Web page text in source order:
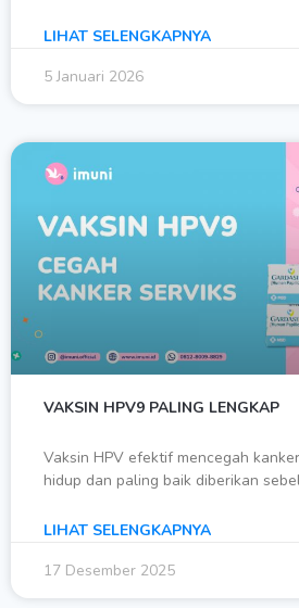
LIHAT SELENGKAPNYA
5 Januari 2026
VAKSIN HPV9 PALING LENGKAP
Vaksin HPV efektif mencegah
hidup dan paling baik diberikan
LIHAT SELENGKAPNYA
17 Desember 2025